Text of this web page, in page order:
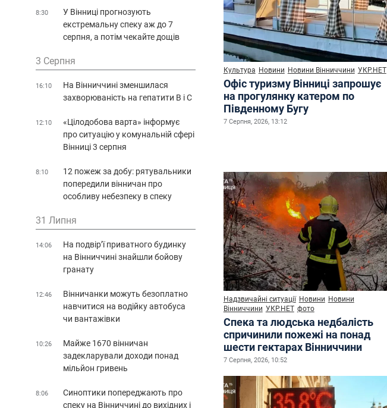
Культура Новини Новини Вінниччини УКР.НЕТ
Офіс туризму Вінниці запрошує
на прогулянку катером по
Південному Бугу
7 Серпня, 2026, 13:12
Надзвичайні ситуації Новини Новини
Вінниччини УКР.НЕТ фото
Спека та людська недбалість
спричинили пожежі на понад
шести гектарах Вінниччини
7 Серпня, 2026, 10:52
8:30
У Вінниці прогнозують
екстремальну спеку аж до 7
серпня, а потім чекайте дощів
3 Серпня
16:10
На Вінниччині зменшилася
захворюваність на гепатити В і С
12:10
«Цілодобова варта» інформує
про ситуацію у комунальній сфері
Вінниці 3 серпня
8:10
12 пожеж за добу: рятувальники
попередили вінничан про
особливу небезпеку в спеку
31 Липня
14:06
На подвір’ї приватного будинку
на Вінниччині знайшли бойову
гранату
12:46
Вінничанки можуть безоплатно
навчитися на водійку автобуса
чи вантажівки
10:26
Майже 1670 вінничан
задекларували доходи понад
мільйон гривень
8:06
Синоптики попереджають про
спеку на Вінниччині до вихідних і